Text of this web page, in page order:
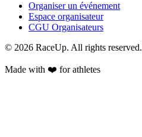
Organiser un événement
Espace organisateur
CGU Organisateurs
© 2026 RaceUp. All rights reserved.
Made with ❤️ for athletes